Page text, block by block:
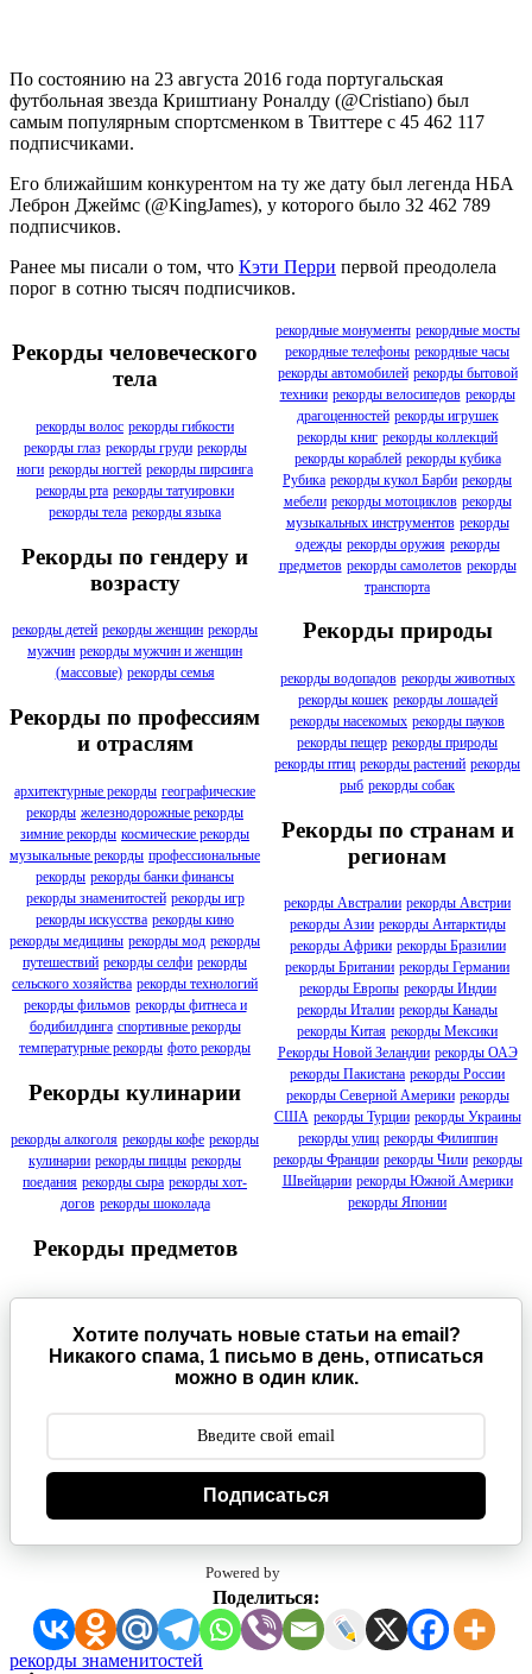
По состоянию на 23 августа 2016 года португальская
футбольная звезда Криштиану Роналду (@Cristiano) был
самым популярным спортсменком в ​​Твиттере с 45 462 117
подписчиками.
Его ближайшим конкурентом на ту же дату был легенда НБА
Леброн Джеймс (@KingJames), у которого было 32 462 789
подписчиков.
Ранее мы писали о том, что Кэти Перри первой преодолела
порог в сотню тысяч подписчиков.
Рекорды человеческого
тела
рекорды волос рекорды гибкости
рекорды глаз рекорды груди рекорды
ноги рекорды ногтей рекорды пирсинга
рекорды рта рекорды татуировки
рекорды тела рекорды языка
Рекорды по гендеру и
возрасту
рекорды детей рекорды женщин рекорды
мужчин рекорды мужчин и женщин
(массовые) рекорды семья
Рекорды по профессиям
и отраслям
архитектурные рекорды географические
рекорды железнодорожные рекорды
зимние рекорды космические рекорды
музыкальные рекорды профессиональные
рекорды рекорды банки финансы
рекорды знаменитостей рекорды игр
рекорды искусства рекорды кино
рекорды медицины рекорды мод рекорды
путешествий рекорды селфи рекорды
сельского хозяйства рекорды технологий
рекорды фильмов рекорды фитнеса и
бодибилдинга спортивные рекорды
температурные рекорды фото рекорды
Рекорды кулинарии
рекорды алкоголя рекорды кофе рекорды
кулинарии рекорды пиццы рекорды
поедания рекорды сыра рекорды хот-
догов рекорды шоколада
Рекорды предметов
рекордные монументы рекордные мосты
рекордные телефоны рекордные часы
рекорды автомобилей рекорды бытовой
техники рекорды велосипедов рекорды
драгоценностей рекорды игрушек
рекорды книг рекорды коллекций
рекорды кораблей рекорды кубика
Рубика рекорды кукол Барби рекорды
мебели рекорды мотоциклов рекорды
музыкальных инструментов рекорды
одежды рекорды оружия рекорды
предметов рекорды самолетов рекорды
транспорта
Рекорды природы
рекорды водопадов рекорды животных
рекорды кошек рекорды лошадей
рекорды насекомых рекорды пауков
рекорды пещер рекорды природы
рекорды птиц рекорды растений рекорды
рыб рекорды собак
Рекорды по странам и
регионам
рекорды Австралии рекорды Австрии
рекорды Азии рекорды Антарктиды
рекорды Африки рекорды Бразилии
рекорды Британии рекорды Германии
рекорды Европы рекорды Индии
рекорды Италии рекорды Канады
рекорды Китая рекорды Мексики
Рекорды Новой Зеландии рекорды ОАЭ
рекорды Пакистана рекорды России
рекорды Северной Америки рекорды
США рекорды Турции рекорды Украины
рекорды улиц рекорды Филиппин
рекорды Франции рекорды Чили рекорды
Швейцарии рекорды Южной Америки
рекорды Японии
Хотите получать новые статьи на email?
Никакого спама, 1 письмо в день, отписаться
можно в один клик.
Подписаться
Powered by
Поделиться:
Метки:
рекорды знаменитостей